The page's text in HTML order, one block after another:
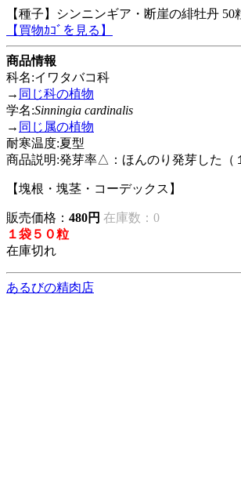
【種子】シンニンギア・断崖の緋牡丹 50
【買物ｶｺﾞを見る】
商品情報
科名:イワタバコ科
→ 同じ科の植物
学名:Sinningia cardinalis
→ 同じ属の植物
耐寒温度:夏型
商品説明:発芽率△：ほんのり発芽した（
【塊根・塊茎・コーデックス】
販売価格： 480円 在庫数：0
１袋５０粒
在庫切れ
あるびの精肉店